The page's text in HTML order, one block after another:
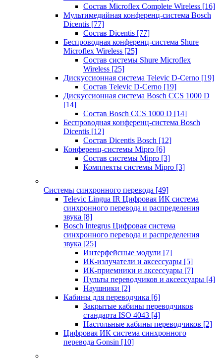
Состав Microflex Complete Wireless [16]
Мультимедийная конференц-система Bosch
Dicentis [77]
Состав Dicentis [77]
Беспроводная конференц-система Shure
Microflex Wireless [25]
Состав системы Shure Microflex
Wireless [25]
Дискуссионная система Televic D-Cerno [19]
Состав Televic D-Cerno [19]
Дискуссионная система Bosch CCS 1000 D
[14]
Состав Bosch CCS 1000 D [14]
Беспроводная конференц-система Bosch
Dicentis [12]
Состав Dicentis Bosch [12]
Конференц-системы Mipro [6]
Состав системы Mipro [3]
Комплекты системы Mipro [3]
Системы синхронного перевода [49]
Televic Lingua IR Цифровая ИК система
синхронного перевода и распределения
звука [8]
Bosch Integrus Цифровая система
синхронного перевода и распределения
звука [25]
Интерфейсные модули [7]
ИК-излучатели и аксессуары [5]
ИК-приемники и аксессуары [7]
Пульты переводчиков и аксессуары [4]
Наушники [2]
Кабины для переводчика [6]
Закрытые кабины переводчиков
стандарта ISO 4043 [4]
Настольные кабины переводчиков [2]
Цифровая ИК система синхронного
перевода Gonsin [10]